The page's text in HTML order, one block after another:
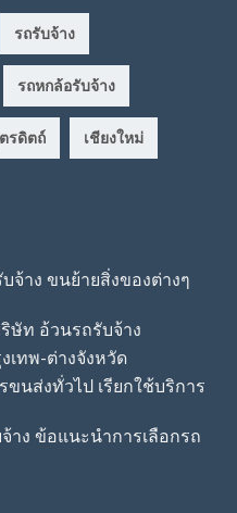
รถรับจ้าง
รถหกล้อรับจ้าง
รดิตถ์ เชียงใหม่
จ้าง ขนย้ายสิ่งของต่างๆ
ษัท อ้วนรถรับจ้าง
เทพ-ต่างจังหวัด
นส่งทั่วไป เรียกใช้บริการ
าง ข้อแนะนำการเลือกรถ